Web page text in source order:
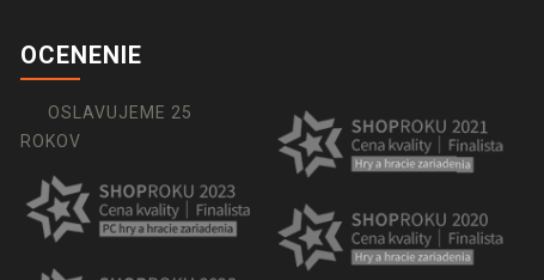
OCENENIE
OSLAVUJEME 25
ROKOV